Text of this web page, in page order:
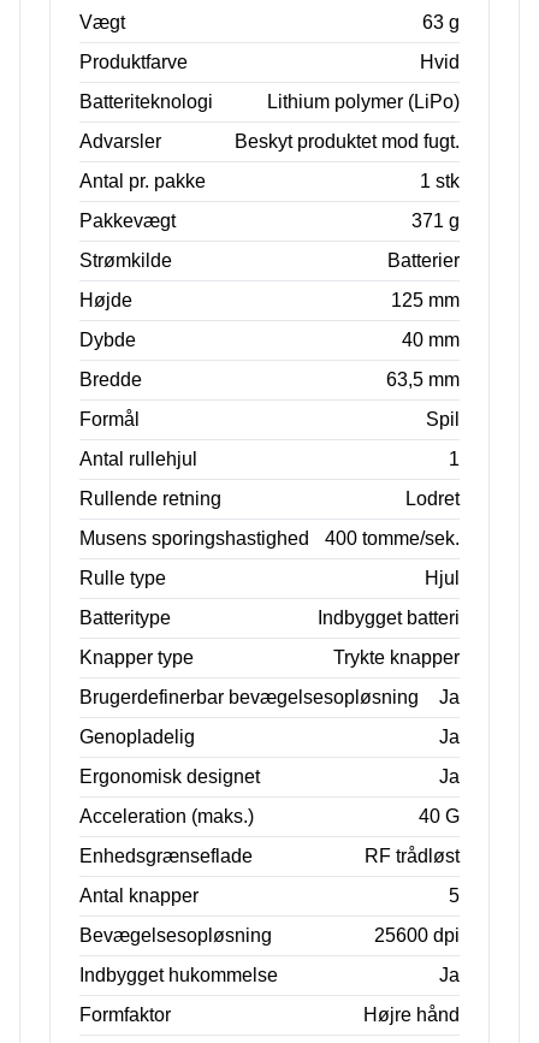
Vægt
63 g
Produktfarve
Hvid
Batteriteknologi
Lithium polymer (LiPo)
Advarsler
Beskyt produktet mod fugt.
Antal pr. pakke
1 stk
Pakkevægt
371 g
Strømkilde
Batterier
Højde
125 mm
Dybde
40 mm
Bredde
63,5 mm
Formål
Spil
Antal rullehjul
1
Rullende retning
Lodret
Musens sporingshastighed
400 tomme/sek.
Rulle type
Hjul
Batteritype
Indbygget batteri
Knapper type
Trykte knapper
Brugerdefinerbar bevægelsesopløsning
Ja
Genopladelig
Ja
Ergonomisk designet
Ja
Acceleration (maks.)
40 G
Enhedsgrænseflade
RF trådløst
Antal knapper
5
Bevægelsesopløsning
25600 dpi
Indbygget hukommelse
Ja
Formfaktor
Højre hånd